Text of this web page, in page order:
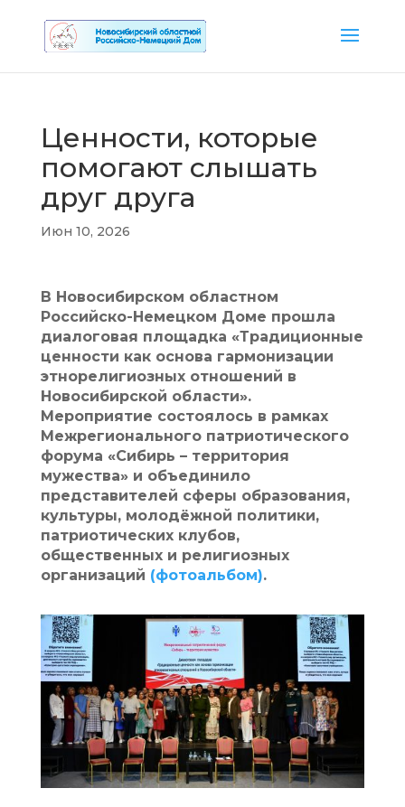
Ценности, которые
помогают слышать
друг друга
Июн 10, 2026
В Новосибирском областном
Российско-Немецком Доме прошла
диалоговая площадка «Традиционные
ценности как основа гармонизации
этнорелигиозных отношений в
Новосибирской области».
Мероприятие состоялось в рамках
Межрегионального патриотического
форума «Сибирь – территория
мужества» и объединило
представителей сферы образования,
культуры, молодёжной политики,
патриотических клубов,
общественных и религиозных
организаций (фотоальбом).